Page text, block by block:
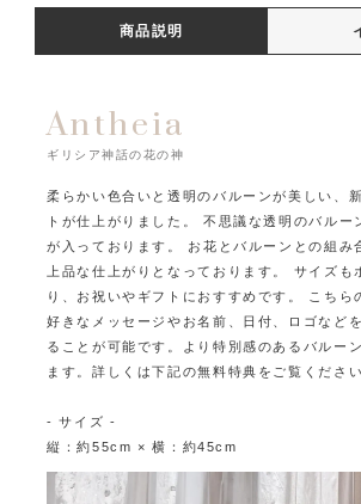
商品説明
Antheia
ギリシア神話の花の神
柔らかい色合いと透明のバルーンが美しい、
トが仕上がりました。
不思議な透明のバルー
が入っております。
お花とバルーンとの組み
上品な仕上がりとなっております。
サイズも
り、お祝いやギフトにおすすめです。
こちら
好きなメッセージやお名前、日付、ロゴなど
ることが可能です。
より特別感のあるバルー
ます。詳しくは下記の無料特典をご覧ください
- サイズ -
縦：約55cm × 横：約45cm